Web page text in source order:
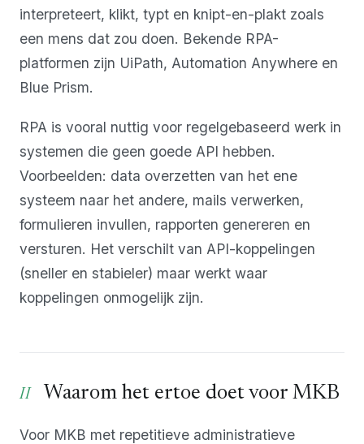
interpreteert, klikt, typt en knipt-en-plakt zoals
een mens dat zou doen. Bekende RPA-
platformen zijn UiPath, Automation Anywhere en
Blue Prism.
RPA is vooral nuttig voor regelgebaseerd werk in
systemen die geen goede API hebben.
Voorbeelden: data overzetten van het ene
systeem naar het andere, mails verwerken,
formulieren invullen, rapporten genereren en
versturen. Het verschilt van API-koppelingen
(sneller en stabieler) maar werkt waar
koppelingen onmogelijk zijn.
Waarom het ertoe doet voor MKB
Voor MKB met repetitieve administratieve